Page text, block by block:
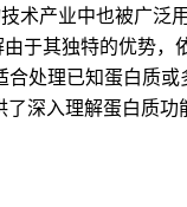
术产业中也被广
于其独特的优势
处理已知蛋白质
深入理解蛋白质功